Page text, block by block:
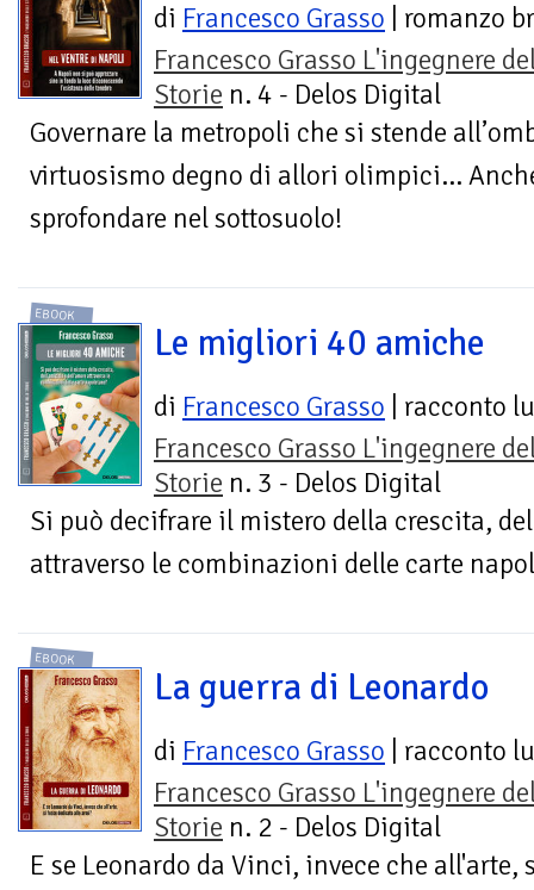
di Francesco Grasso | romanzo
Francesco Grasso L'ingegnere
Storie n. 4 - Delos Digital
Governare la metropoli che si stende
virtuosismo degno di allori olimpici...
sprofondare nel sottosuolo!
EBOOK
Le migliori 40 amiche
di Francesco Grasso | racconto
Francesco Grasso L'ingegnere
Storie n. 3 - Delos Digital
Si può decifrare il mistero della crescita,
attraverso le combinazioni delle carte
EBOOK
La guerra di Leonardo
di Francesco Grasso | racconto
Francesco Grasso L'ingegnere
Storie n. 2 - Delos Digital
E se Leonardo da Vinci, invece che